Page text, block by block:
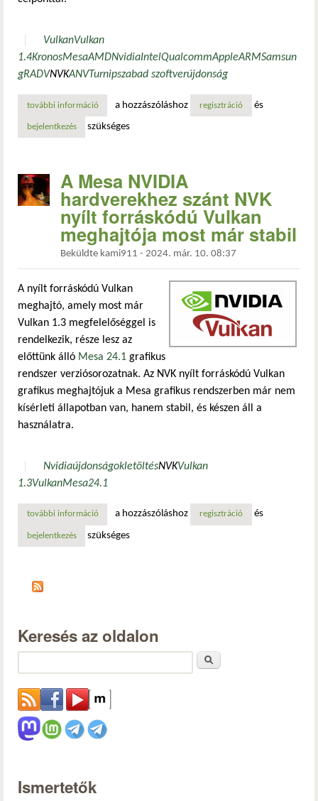
VulkanVulkan
1.4KronosMesaAMDNvidiaIntelQualcommAppleARMSamsun
gRADVNVKANVTurnipszabad szoftverújdonság
további információa vulkan 1.4 megjelent: kötelezővé tett kiterjesztések és
a hozzászóláshoz regisztráció és
bejelentkezés szükséges
A Mesa NVIDIA
hardverekhez szánt NVK
nyílt forráskódú Vulkan
meghajtója most már stabil
Beküldte kami911 - 2024. már. 10. 08:37
A nyílt forráskódú Vulkan
meghajtó, amely most már
Vulkan 1.3 megfelelőséggel is
rendelkezik, része lesz az
előttünk álló Mesa 24.1 grafikus
rendszer verziósorozatnak. Az NVK nyílt forráskódú Vulkan
grafikus meghajtójuk a Mesa grafikus rendszerben már nem
kísérleti állapotban van, hanem stabil, és készen áll a
használatra.
NvidiaújdonságokletöltésNVKVulkan
1.3VulkanMesa24.1
további információa mesa nvidia hardverekhez szánt nvk nyílt forráskódú
a hozzászóláshoz regisztráció és
bejelentkezés szükséges
Keresés az oldalon
Ismertetők